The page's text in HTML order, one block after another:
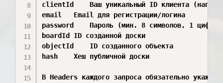
clientId	Ваш уникальный ID клиента (например, student-ivanov)
email	Email для регистрации/логина
password	Пароль (мин. 8 символов, 1 цифра, 1 спецсимвол)
boardId	ID созданной доски
objectId	ID созданного объекта
hash	Хеш публичной доски
В Headers каждого запроса обязательно